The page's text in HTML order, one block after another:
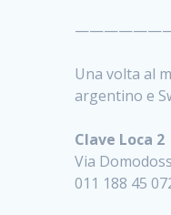
Una volta al
argentino e
Clave Loca 2
Via
011 188 45